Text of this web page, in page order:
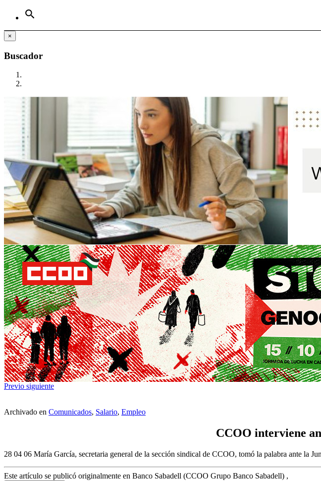
search
×
Buscador
Previo siguiente
Archivado en Comunicados, Salario, Empleo
CCOO interviene
28 04 06 María García, secretaria general de la sección sindical de CCOO, tomó la palabra ante la
Este artículo se publicó originalmente en Banco Sabadell (CCOO Grupo Banco Sabadell) ,